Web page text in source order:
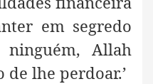
em segredo
Allah
lhe perdoar.’